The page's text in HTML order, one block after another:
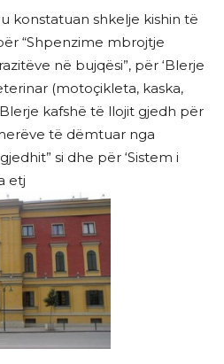
konstatuan shkelje kishin të
“Shpenzime mbrojtje
në bujqësi”, për ‘Blerje
(motoçikleta, kaska,
kafshë të llojit gjedh për
të dëmtuar nga
si dhe për ‘Sistem i
etj